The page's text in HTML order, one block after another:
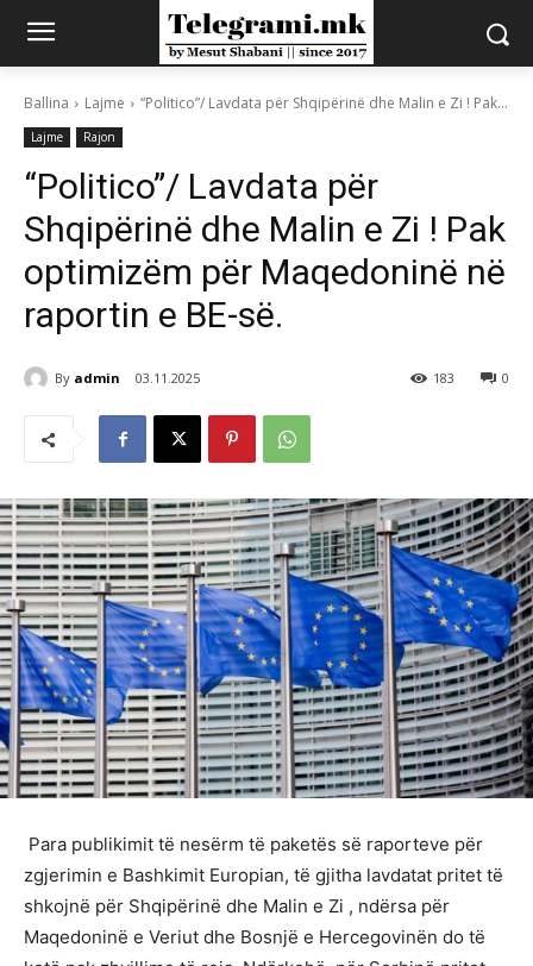
Ballina Lajme “Politico”/ Lavdata për Shqipërinë dhe Malin e Zi ! Pak...
Lajme Rajon
“Politico”/ Lavdata për
Shqipërinë dhe Malin e Zi ! Pak
optimizëm për Maqedoninë në
raportin e BE-së.
By admin 03.11.2025 0
183
Para publikimit të nesërm të paketës së raporteve për
zgjerimin e Bashkimit Europian, të gjitha lavdatat pritet të
shkojnë për Shqipërinë dhe Malin e Zi , ndërsa për
Maqedoninë e Veriut dhe Bosnjë e Hercegovinën do të